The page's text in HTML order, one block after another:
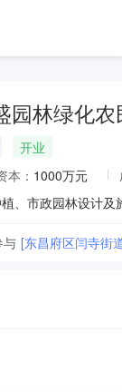
园林绿化
开业
本： 1000万元
与 [东昌府区闫寺街